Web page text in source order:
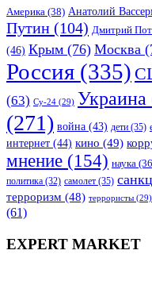
Америка (38) Анатолий
Путин (104) Дмитрий
(46) Крым (76) Москва
Россия (335)
(63) Су-24 (29) Украина
(271) война (43) дети (35)
интернет (44) кино (49)
мнение (154) наука
политика (32) самолет (35)
терроризм (48) террористы (29)
(61)
EXPERT MARKET